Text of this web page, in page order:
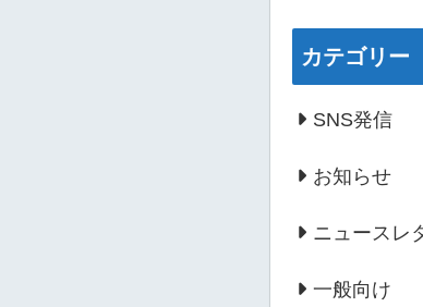
カテゴリー
SNS発信
お知らせ
ニュースレ
一般向け